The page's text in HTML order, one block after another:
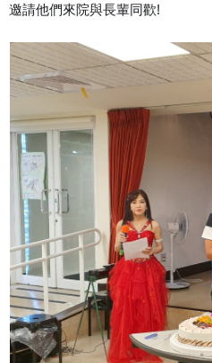
邀請他們來院與長輩同歡!